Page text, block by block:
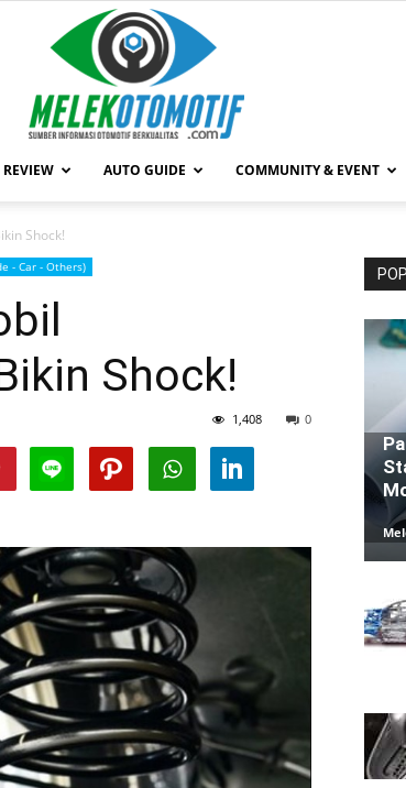
REVIEW AUTO GUIDE COMMUNITY & EVENT
Shock!
- Car - Others)
Shock!
0
1,408